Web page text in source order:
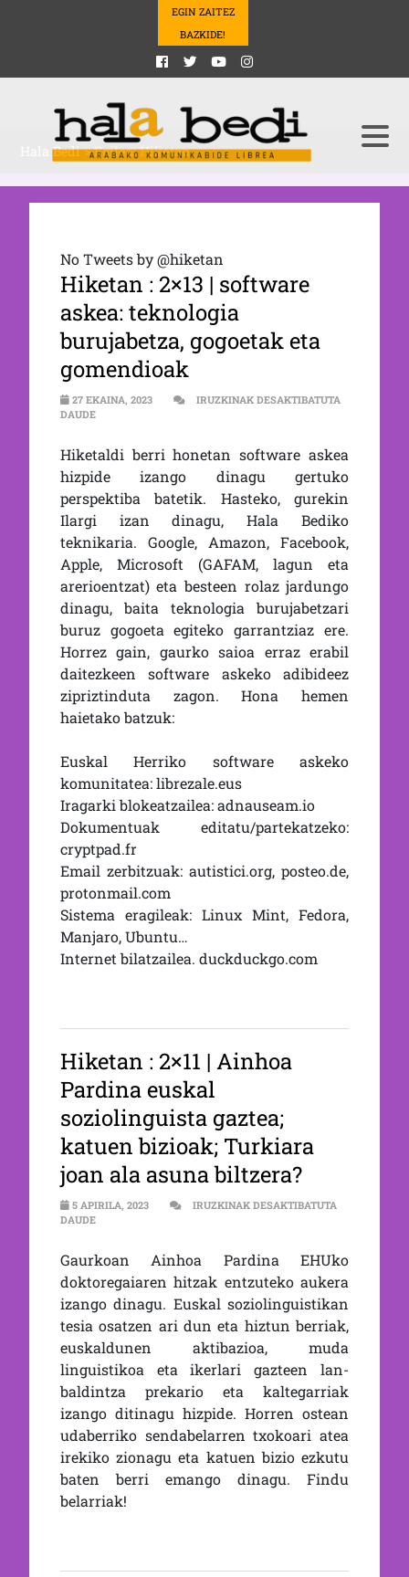
EGIN ZAITEZ
BAZKIDE!
Hala Bedi>Egilea: Hiketan
No Tweets by @hiketan
Hiketan : 2×13 | software
askea: teknologia
burujabetza, gogoetak eta
gomendioak
27 EKAINA, 2023
IRUZKINAK DESAKTIBATUTA
DAUDE2×13 | SOFTWARE ASKEA: TEKNOLOGIA BURUJABETZA,
Hiketaldi berri honetan software askea
hizpide izango dinagu gertuko
perspektiba batetik. Hasteko, gurekin
Ilargi izan dinagu, Hala Bediko
teknikaria. Google, Amazon, Facebook,
Apple, Microsoft (GAFAM, lagun eta
arerioentzat) eta besteen rolaz jardungo
dinagu, baita teknologia burujabetzari
buruz gogoeta egiteko garrantziaz ere.
Horrez gain, gaurko saioa erraz erabil
daitezkeen software askeko adibideez
zipriztinduta zagon. Hona hemen
haietako batzuk:
Euskal Herriko software askeko
komunitatea: librezale.eus
Iragarki blokeatzailea: adnauseam.io
Dokumentuak editatu/partekatzeko:
cryptpad.fr
Email zerbitzuak: autistici.org, posteo.de,
protonmail.com
Sistema eragileak: Linux Mint, Fedora,
Manjaro, Ubuntu…
Internet bilatzailea. duckduckgo.com
Hiketan : 2×11 | Ainhoa
Pardina euskal
soziolinguista gaztea;
katuen bizioak; Turkiara
joan ala asuna biltzera?
5 APIRILA, 2023
IRUZKINAK DESAKTIBATUTA
DAUDE2×11 | AINHOA PARDINA EUSKAL SOZIOLINGUISTA GAZTEA;
Gaurkoan Ainhoa Pardina EHUko
doktoregaiaren hitzak entzuteko aukera
izango dinagu. Euskal soziolinguistikan
tesia osatzen ari dun eta hiztun berriak,
euskaldunen aktibazioa, muda
linguistikoa eta ikerlari gazteen lan-
baldintza prekario eta kaltegarriak
izango ditinagu hizpide. Horren ostean
udaberriko sendabelarren txokoari atea
irekiko zionagu eta katuen bizio ezkutu
baten berri emango dinagu. Findu
belarriak!